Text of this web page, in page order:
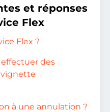
et réponses
Flex
Flex ?
des
à une annulation ?